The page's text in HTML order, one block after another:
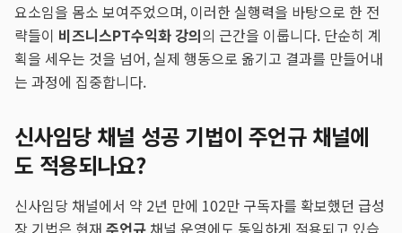
요소임을 몸소 보여주었으며, 이러한 실행력을 바탕으로 한 전
략들이 비즈니스PT수익화 강의의 근간을 이룹니다. 단순히 계
획을 세우는 것을 넘어, 실제 행동으로 옮기고 결과를 만들어내
는 과정에 집중합니다.
신사임당 채널 성공 기법이 주언규 채널에
도 적용되나요?
신사임당 채널에서 약 2년 만에 102만 구독자를 확보했던 급성
장 기법은 현재 주언규 채널 운영에도 동일하게 적용되고 있습